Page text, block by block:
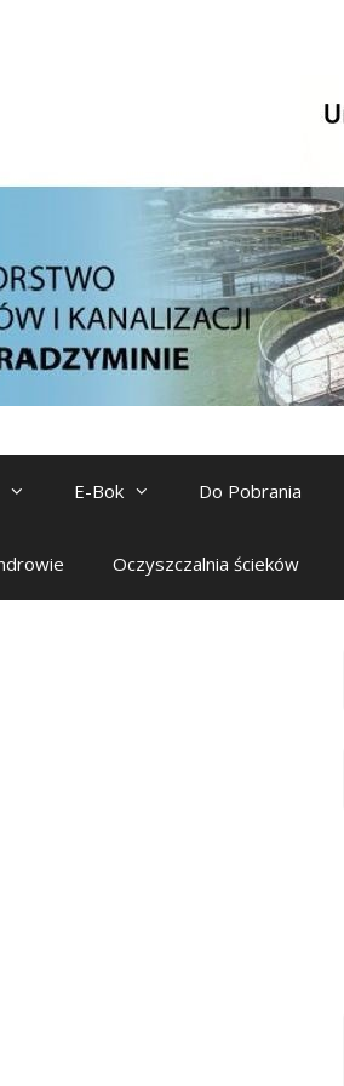
E-Bok Do Pobrania
Oczyszczalnia ścieków